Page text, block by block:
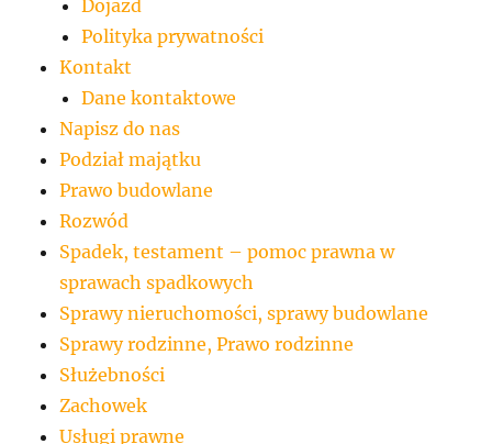
Dojazd
Polityka prywatności
Kontakt
Dane kontaktowe
Napisz do nas
Podział majątku
Prawo budowlane
Rozwód
Spadek, testament – pomoc prawna w
sprawach spadkowych
Sprawy nieruchomości, sprawy budowlane
Sprawy rodzinne, Prawo rodzinne
Służebności
Zachowek
Usługi prawne